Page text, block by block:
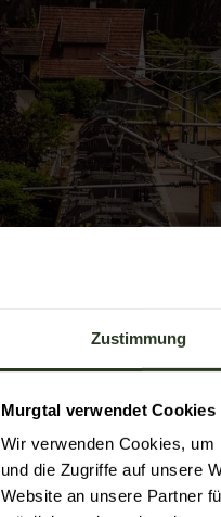
Zustimmung
Murgtal verwendet Cookies
Wir verwenden Cookies,
und die Zugriffe auf unsere
Website an unsere Partner